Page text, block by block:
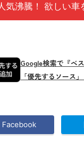
気沸騰！ 欲しい
Google検索で『ベ
「優先するソース
Facebook